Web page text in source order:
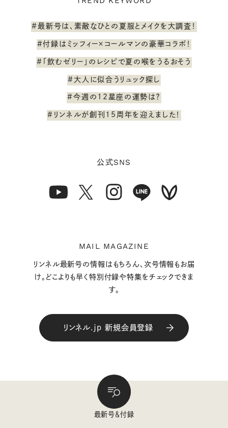
#最新号は、素敵なひとの夏服とメイクを大調査！
#付録はミッフィー×コールマンの豪華コラボ！
#「飲むゼリー」のレシピで夏の喉をうるおそう
#大人に似合うリュック探し
#今週の12星座の運勢は？
#リンネルが創刊15周年を迎えました！
公式SNS
MAIL MAGAZINE
リンネル最新号の情報はもちろん、次号情報もお届
け。どこよりも早く特別付録や特集をチェックできま
す。
リンネル.jp 新規会員登録
最新号＆付録